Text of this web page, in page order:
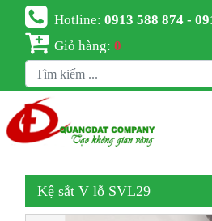
Hotline:0913 588 874 -
Giỏ hàng:0
Kệ sắt V lỗ SVL29